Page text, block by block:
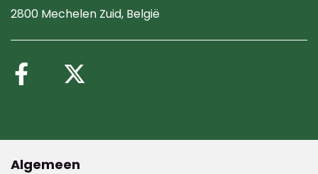
2800 Mechelen Zuid, België
Volg ons op Facebook
Algemeen